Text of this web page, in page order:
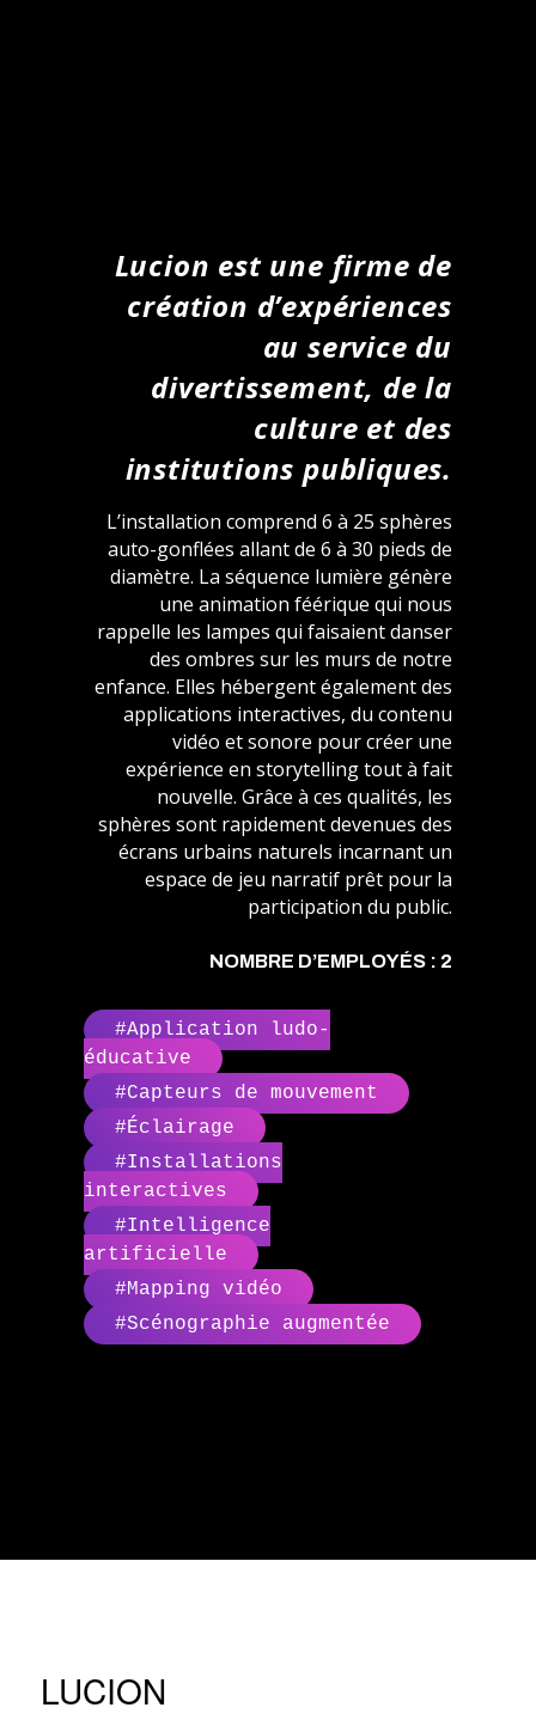
Lucion est une firme de
création d’expériences
au service du
divertissement, de la
culture et des
institutions publiques.
L’installation comprend 6 à 25 sphères
auto-gonflées allant de 6 à 30 pieds de
diamètre. La séquence lumière génère
une animation féérique qui nous
rappelle les lampes qui faisaient danser
des ombres sur les murs de notre
enfance. Elles hébergent également des
applications interactives, du contenu
vidéo et sonore pour créer une
expérience en storytelling tout à fait
nouvelle. Grâce à ces qualités, les
sphères sont rapidement devenues des
écrans urbains naturels incarnant un
espace de jeu narratif prêt pour la
participation du public.
NOMBRE D’EMPLOYÉS : 2
#Application ludo-
éducative
#Capteurs de mouvement
#Éclairage
#Installations
interactives
#Intelligence
artificielle
#Mapping vidéo
#Scénographie augmentée
LUCION